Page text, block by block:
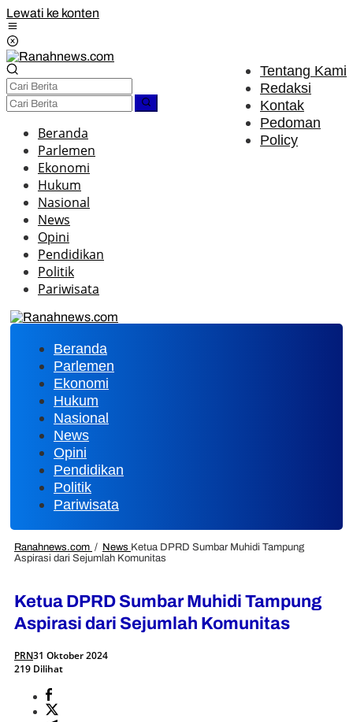
Lewati ke konten
Tentang Kami
Redaksi
Kontak
Pedoman
Policy
Beranda
Parlemen
Ekonomi
Hukum
Nasional
News
Opini
Pendidikan
Politik
Pariwisata
Beranda
Parlemen
Ekonomi
Hukum
Nasional
News
Opini
Pendidikan
Politik
Pariwisata
Ranahnews.com / News Ketua DPRD Sumbar Muhidi Tampung
Aspirasi dari Sejumlah Komunitas
Ketua DPRD Sumbar Muhidi Tampung
Aspirasi dari Sejumlah Komunitas
PRN31 Oktober 2024
219 Dilihat